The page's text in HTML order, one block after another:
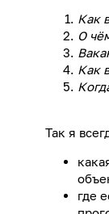
Как
О
Как
Так я
где